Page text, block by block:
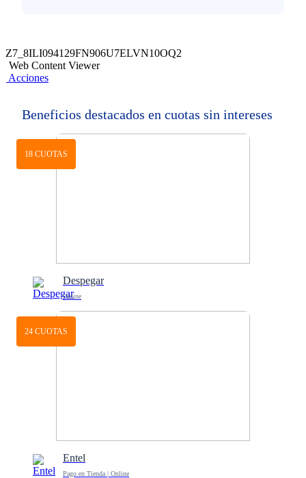
Z7_8ILI094129FN906U7ELVN10OQ2
Web Content Viewer
Acciones
Beneficios destacados en cuotas sin intereses
18 CUOTAS
Despegar
Online
24 CUOTAS
Entel
Pago en Tienda | Online